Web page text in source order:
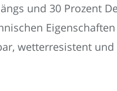
und 30 Prozent
wetterresistent und